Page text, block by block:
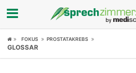
Fokus
FOKUS PROSTATAKREBS
GLOSSAR